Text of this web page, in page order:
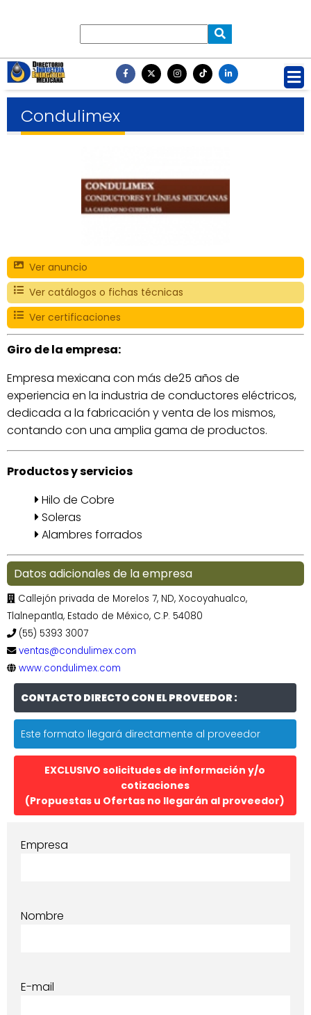
Condulimex
Ver anuncio
Ver catálogos o fichas técnicas
Ver certificaciones
Giro de la empresa:
Empresa mexicana con más de25 años de
experiencia en la industria de conductores eléctricos,
dedicada a la fabricación y venta de los mismos,
contando con una amplia gama de productos.
Productos y servicios
Hilo de Cobre
Soleras
Alambres forrados
Datos adicionales de la empresa
Callejón privada de Morelos 7, ND, Xocoyahualco,
Tlalnepantla, Estado de México, C.P. 54080
(55) 5393 3007
ventas@condulimex.com
www.condulimex.com
CONTACTO DIRECTO CON EL PROVEEDOR :
Este formato llegará directamente al proveedor
EXCLUSIVO solicitudes de información y/o
cotizaciones
(Propuestas u Ofertas no llegarán al proveedor)
Empresa
Nombre
E-mail